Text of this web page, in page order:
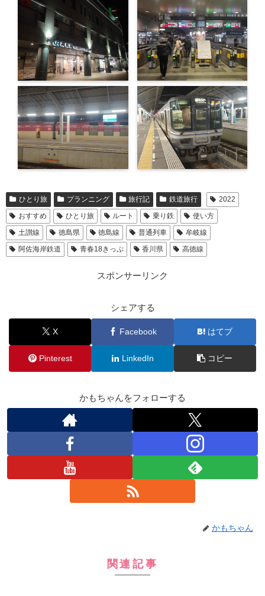
ひとり旅 プランニング 旅行記 鉄道旅行
2022
おすすめ
ひとり旅 ルート 乗り鉄
使い方
土讃線
徳島県 徳島線 普通列車
牟岐線
阿佐海岸鉄道
青春18きっぷ 香川県 高徳線
スポンサーリンク
シェアする
X Facebook はてブ
Pinterest LinkedIn コピー
かもちゃんをフォローする
かもちゃん
関連記事